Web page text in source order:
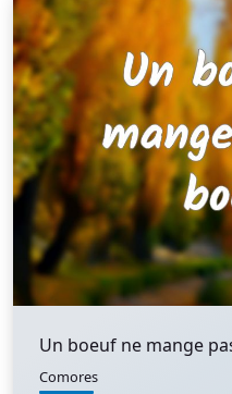
Un boeuf ne mange
Comores